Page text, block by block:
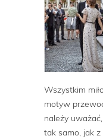
Wszystkim
motyw
należy
tak samo, jak